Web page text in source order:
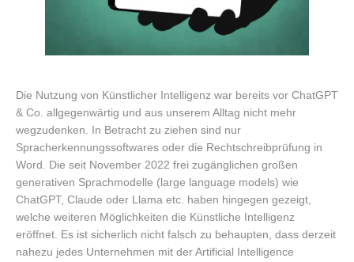
Die Nutzung von Künstlicher Intelligenz war bereits vor ChatGPT
& Co. allgegenwärtig und aus unserem Alltag nicht mehr
wegzudenken. In Betracht zu ziehen sind nur
Spracherkennungssoftwares oder die Rechtschreibprüfung in
Word. Die seit November 2022 frei zugänglichen großen
generativen Sprachmodelle (large language models) wie
ChatGPT, Claude oder Llama etc. haben hingegen gezeigt,
welche weiteren Möglichkeiten die Künstliche Intelligenz
eröffnet. Es ist sicherlich nicht falsch zu behaupten, dass derzeit
nahezu jedes Unternehmen mit der Artificial Intelligence